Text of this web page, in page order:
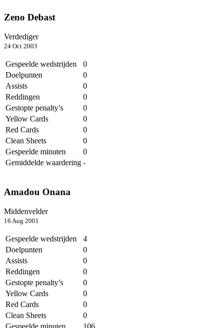
Zeno Debast
Verdediger
24 Oct 2003
Gespeelde wedstrijden
0
Doelpunten
0
Assists
0
Reddingen
0
Gestopte penalty’s
0
Yellow Cards
0
Red Cards
0
Clean Sheets
0
Gespeelde minuten
0
Gemiddelde waardering -
Amadou Onana
Middenvelder
16 Aug 2001
Gespeelde wedstrijden
4
Doelpunten
0
Assists
0
Reddingen
0
Gestopte penalty’s
0
Yellow Cards
0
Red Cards
0
Clean Sheets
0
Gespeelde minuten
106